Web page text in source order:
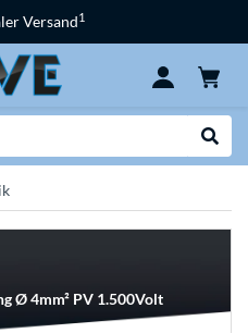
Versand1
Ø 4mm² PV 1.500Volt